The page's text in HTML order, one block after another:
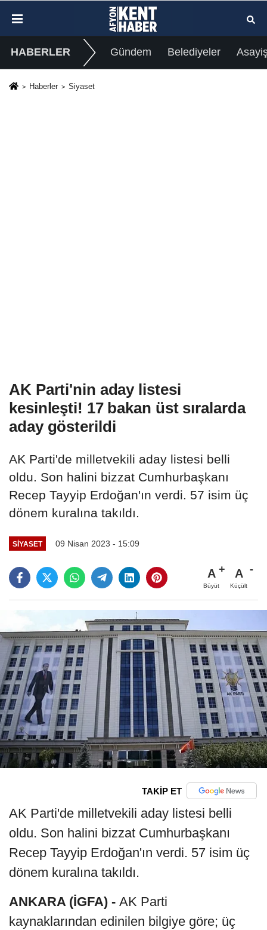
HABERLER Gündem Belediyeler
Haberler Siyaset
AK Parti'nin aday listesi
kesinleşti! 17 bakan üst sıralarda
aday gösterildi
AK Parti'de milletvekili aday listesi belli
oldu. Son halini bizzat Cumhurbaşkanı
Recep Tayyip Erdoğan'ın verdi. 57 isim üç
dönem kuralına takıldı.
SIYASET 09 Nisan 2023 - 15:09
A
Büyüt
A
Küçült
TAKİP ET
AK Parti'de milletvekili aday listesi belli
oldu. Son halini bizzat Cumhurbaşkanı
Recep Tayyip Erdoğan'ın verdi. 57 isim üç
dönem kuralına takıldı.
ANKARA (İGFA) - AK Parti
kaynaklarından edinilen bilgiye göre; üç